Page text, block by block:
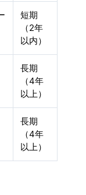
短期
（2年
以内）
長期
（4年
以上）
長期
（4年
以上）